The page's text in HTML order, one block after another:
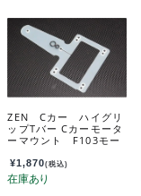
ZEN Cカー ハイグリ
ップTバー Cカーモータ
ーマウント F103モー
7
¥1,870(税込)